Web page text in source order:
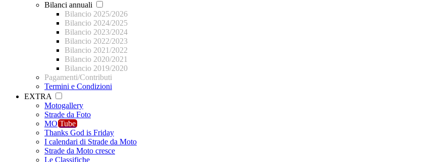
Bilanci annuali
Bilancio 2025/2026
Bilancio 2024/2025
Bilancio 2023/2024
Bilancio 2022/2023
Bilancio 2021/2022
Bilancio 2020/2021
Bilancio 2019/2020
Pagamenti/Contributi
Termini e Condizioni
EXTRA
Motogallery
Strade da Foto
MO Tube
Thanks God is Friday
I calendari di Strade da Moto
Strade da Moto cresce
Le Classifiche